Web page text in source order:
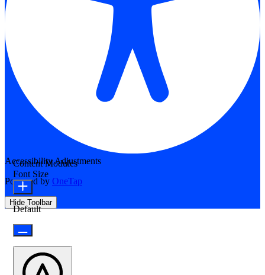
Accessibility Adjustments
Powered by OneTap
Hide Toolbar
Content Modules
Font Size
Default